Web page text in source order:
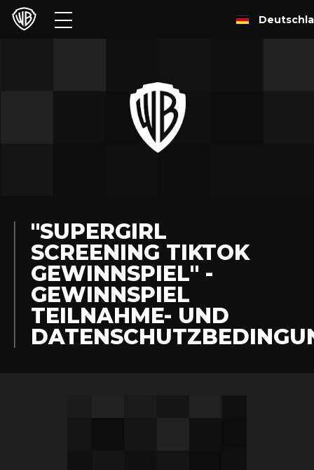
Filme
Licensing
"SUPERGIRL
SCREENING TIKTOK
GEWINNSPIEL" -
GEWINNSPIEL
TEILNAHME- UND